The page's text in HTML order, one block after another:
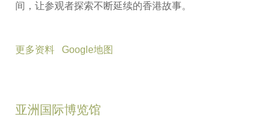
间，让参观者探索不断延续的香港故事。
更多资料 Google地图
亚洲国际博览馆